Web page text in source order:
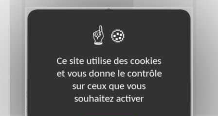
Chargé.e de Projet d'une
association environnementale
Ce site utilise des cookies
et vous donne le contrôle
sur ceux que vous
souhaitez activer